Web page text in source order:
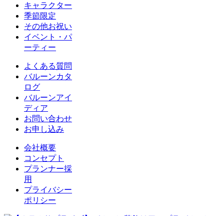
キャラクター
季節限定
その他お祝い
イベント・パ
ーティー
よくある質問
バルーンカタ
ログ
バルーンアイ
ディア
お問い合わせ
お申し込み
会社概要
コンセプト
プランナー採
用
プライバシー
ポリシー